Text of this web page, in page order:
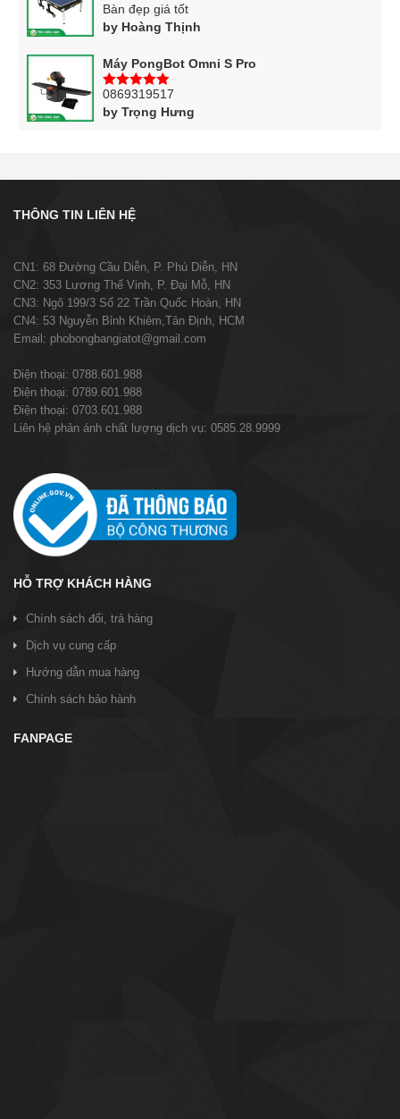
5trên 5
Bàn đẹp giá tốt
by Hoàng Thịnh
Máy PongBot Omni S Pro
5trên 5
0869319517
by Trọng Hưng
THÔNG TIN LIÊN HỆ
CN1: 68 Đường Cầu Diễn, P. Phú Diễn, HN
CN2: 353 Lương Thế Vinh, P. Đại Mỗ, HN
CN3: Ngõ 199/3 Số 22 Trần Quốc Hoàn, HN
CN4: 53 Nguyễn Bỉnh Khiêm,Tân Định, HCM
Email: phobongbangiatot@gmail.com
Điện thoại: 0788.601.988
Điện thoại: 0789.601.988
Điện thoại: 0703.601.988
Liên hệ phản ánh chất lượng dịch vụ: 0585.28.9999
HỖ TRỢ KHÁCH HÀNG
Chính sách đổi, trả hàng
Dịch vụ cung cấp
Hướng dẫn mua hàng
Chính sách bảo hành
FANPAGE